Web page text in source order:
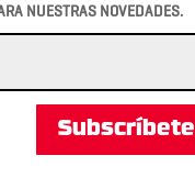
NUESTRAS NOVEDADES.
Subscríbete